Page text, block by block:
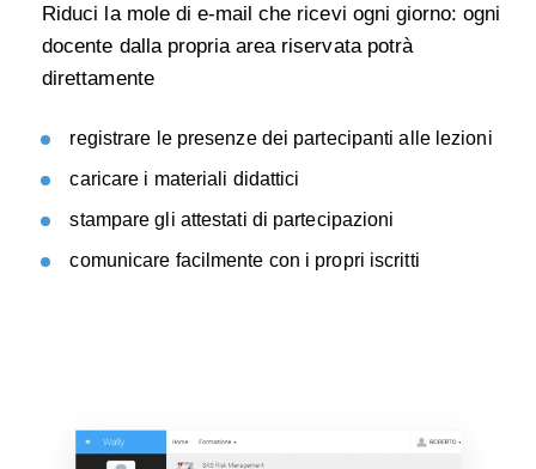
Riduci la mole di e-mail che ricevi ogni giorno: ogni
docente dalla propria area riservata potrà
direttamente
registrare le presenze dei partecipanti alle lezioni
caricare i materiali didattici
stampare gli attestati di partecipazioni
comunicare facilmente con i propri iscritti